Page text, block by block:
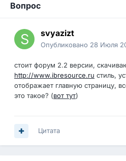
Вопрос
svyazizt
Опубликовано 28 Июля
стоит форум 2.2 версии,
http://www.ibresource.ru стиль,
отображает главную страницу,
это такое? (вот тут)
Цитата